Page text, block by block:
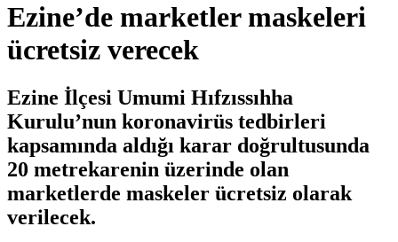
Ezine’de marketler maskeleri
ücretsiz verecek
Ezine İlçesi Umumi Hıfzıssıhha
Kurulu’nun koronavirüs tedbirleri
kapsamında aldığı karar doğrultusunda
20 metrekarenin üzerinde olan
marketlerde maskeler ücretsiz olarak
verilecek.